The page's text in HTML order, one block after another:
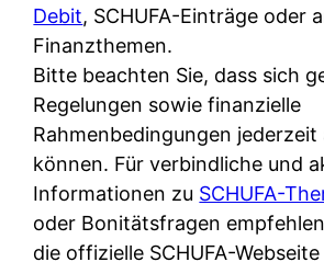
u
s
s
i
s
h
e
w
i
r
k
l
i
c
h
k
h
u
t
z
d
e
r
F
Debit, SCHUFA-Einträge oder
Finanzthemen.
Bitte beachten Sie, dass sich
Regelungen sowie finanzielle
Rahmenbedingungen jederzeit
können. Für verbindliche und
Informationen zu SCHUFA-
oder Bonitätsfragen
die offizielle SCHUFA-